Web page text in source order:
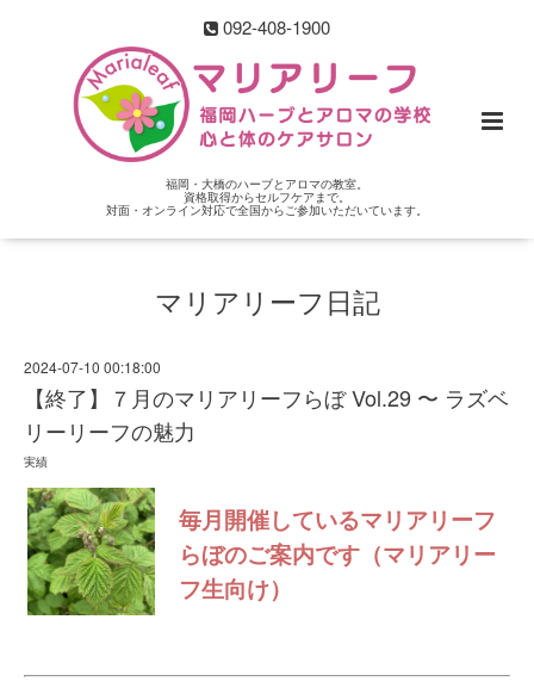
092-408-1900
福岡・大橋のハーブとアロマの教室。
資格取得からセルフケアまで。
対面・オンライン対応で全国からご参加いただいています。
マリアリーフ日記
2024-07-10 00:18:00
【終了】７月のマリアリーフらぼ Vol.29 〜 ラズベ
リーリーフの魅力
実績
毎月開催しているマリアリーフ
らぼのご案内です（マリアリー
フ生向け）